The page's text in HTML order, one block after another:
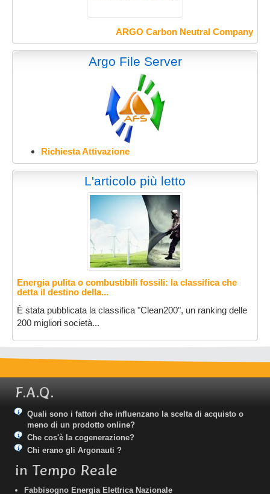
ARGO Carbon Neutral Company
Argo File Server
Richiesta Attivazione
L'articolo più letto
Energia pulita o combustibili fossili: la classifica che
detta il destino della...
È stata pubblicata la classifica "Clean200", un ranking delle
200 migliori società...
F.A.Q.
Quali sono i fattori che influenzano la scelta di acquisto o
meno di un prodotto online?
Che cos'è la cogenerazione?
Chi erano gli Argonauti ?
in Tempo Reale
Fabbisogno Energia Elettrica Nazionale